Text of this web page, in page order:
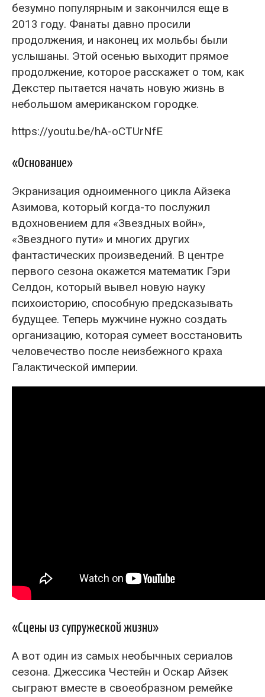
безумно популярным и закончился еще в
2013 году. Фанаты давно просили
продолжения, и наконец их мольбы были
услышаны. Этой осенью выходит прямое
продолжение, которое расскажет о том, как
Декстер пытается начать новую жизнь в
небольшом американском городке.
https://youtu.be/hA-oCTUrNfE
«Основание»
Экранизация одноименного цикла Айзека
Азимова, который когда-то послужил
вдохновением для «Звездных войн»,
«Звездного пути» и многих других
фантастических произведений. В центре
первого сезона окажется математик Гэри
Селдон, который вывел новую науку
психоисторию, способную предсказывать
будущее. Теперь мужчине нужно создать
организацию, которая сумеет восстановить
человечество после неизбежного краха
Галактической империи.
«Сцены из супружеской жизни»
А вот один из самых необычных сериалов
сезона. Джессика Честейн и Оскар Айзек
сыграют вместе в своеобразном ремейке